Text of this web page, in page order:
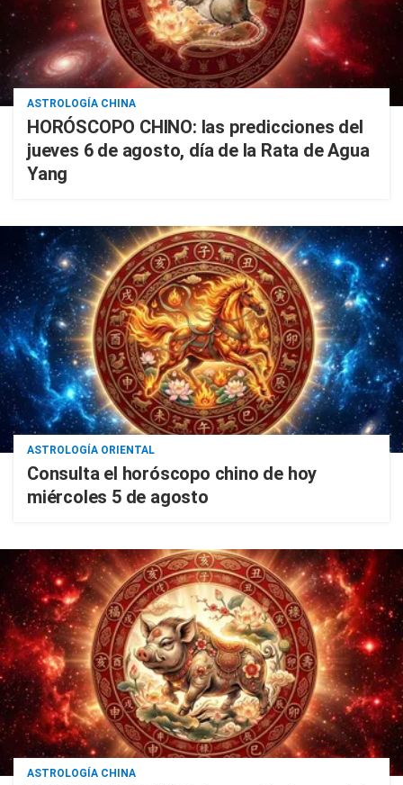
ASTROLOGÍA CHINA
HORÓSCOPO CHINO: las predicciones del
jueves 6 de agosto, día de la Rata de Agua
Yang
ASTROLOGÍA ORIENTAL
Consulta el horóscopo chino de hoy
miércoles 5 de agosto
ASTROLOGÍA CHINA